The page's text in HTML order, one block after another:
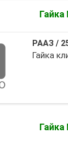
РААЗ/
Гайка